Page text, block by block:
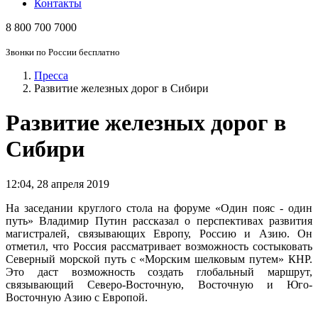
Контакты
8 800 700 7000
Звонки по России бесплатно
Пресса
Развитие железных дорог в Сибири
Развитие железных дорог в
Сибири
12:04, 28 апреля 2019
На заседании круглого стола на форуме «Один пояс - один
путь» Владимир Путин рассказал о перспективах развития
магистралей, связывающих Европу, Россию и Азию. Он
отметил, что Россия рассматривает возможность состыковать
Северный морской путь с «Морским шелковым путем» КНР.
Это даст возможность создать глобальный маршрут,
связывающий Северо-Восточную, Восточную и Юго-
Восточную Азию с Европой.